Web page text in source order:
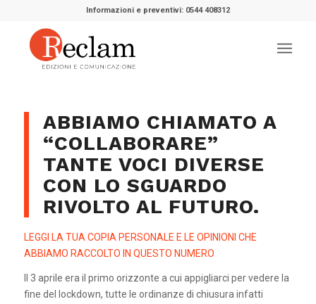
Informazioni e preventivi: 0544 408312
ABBIAMO CHIAMATO A
“COLLABORARE”
TANTE VOCI DIVERSE
CON LO SGUARDO
RIVOLTO AL FUTURO.
LEGGI LA TUA COPIA PERSONALE E LE OPINIONI CHE
ABBIAMO RACCOLTO IN QUESTO NUMERO
Il 3 aprile era il primo orizzonte a cui appigliarci per vedere la
fine del lockdown, tutte le ordinanze di chiusura infatti